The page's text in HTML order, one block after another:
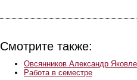
Смотрите также:
Овсянников Александр
Работа в семестре